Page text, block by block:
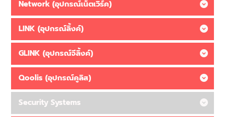
Network (อุปกรณ์เน็ตเวิร์ค)
LINK (อุปกรณ์ลิ้งค์)
GLINK (อุปกรณ์จีลิ้งค์)
Qoolis (อุปกรณ์คูลิส)
Security Systems